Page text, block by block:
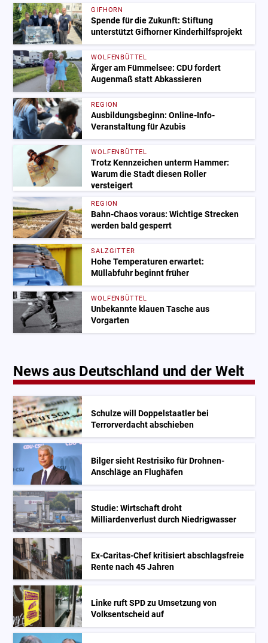
GIFHORN
Spende für die Zukunft: Stiftung
unterstützt Gifhorner Kinderhilfsprojekt
WOLFENBÜTTEL
Ärger am Fümmelsee: CDU fordert
Augenmaß statt Abkassieren
REGION
Ausbildungsbeginn: Online-Info-
Veranstaltung für Azubis
WOLFENBÜTTEL
Trotz Kennzeichen unterm Hammer:
Warum die Stadt diesen Roller
versteigert
REGION
Bahn-Chaos voraus: Wichtige Strecken
werden bald gesperrt
SALZGITTER
Hohe Temperaturen erwartet:
Müllabfuhr beginnt früher
WOLFENBÜTTEL
Unbekannte klauen Tasche aus
Vorgarten
News aus Deutschland und der Welt
Schulze will Doppelstaatler bei
Terrorverdacht abschieben
Bilger sieht Restrisiko für Drohnen-
Anschläge an Flughäfen
Studie: Wirtschaft droht
Milliardenverlust durch Niedrigwasser
Ex-Caritas-Chef kritisiert abschlagsfreie
Rente nach 45 Jahren
Linke ruft SPD zu Umsetzung von
Volksentscheid auf